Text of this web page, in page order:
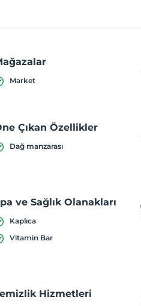
Market
Çıkan Özellikler
Dağ manzarası
ve Sağlık Olanakları
Kaplıca
Vitamin Bar
Hizmetleri